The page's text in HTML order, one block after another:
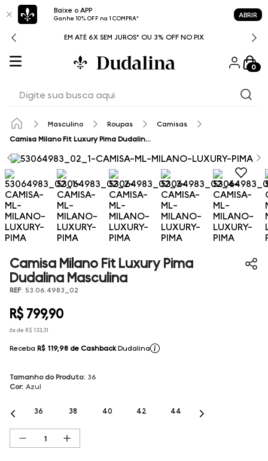
Baixe o APP
Ganhe 10% OFF na 1 COMPRA* ABRIR
PIX CASHBACK EM TODAS AS COMPRAS
0
Masculino Roupas
Camisas
Camisa Milano Fit Luxury Pima Dudalina Masculina
Camisa Milano Fit Luxury Pima
Dudalina Masculina
REF: 53.06.4983_02
R$ 799,90
6x de R$ 133,31
Receba R$ 119,98 de Cashback Dudalina
Tamanho do Produto: 36
Cor: Azul
36 38 40 42 44